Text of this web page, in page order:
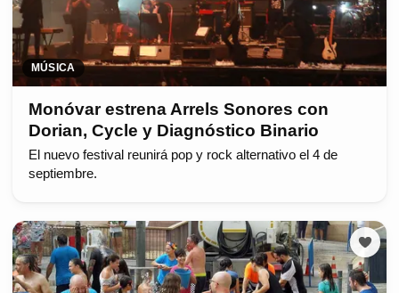
MÚSICA
Monóvar estrena Arrels Sonores con
Dorian, Cycle y Diagnóstico Binario
El nuevo festival reunirá pop y rock alternativo el 4 de
septiembre.